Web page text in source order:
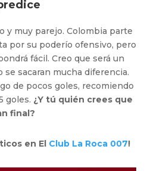
y muy parejo. Colombia parte
por su poderío ofensivo, pero
fácil. Creo que será un
se sacaran mucha diferencia.
de pocos goles, recomiendo
goles. ¿Y tú quién crees que
final?
en El Club La Roca 007!